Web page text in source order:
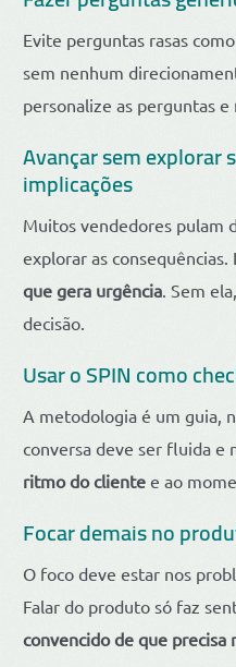
Evite perguntas rasas
sem nenhum
personalize as perguntas e
Avançar sem explorar
implicações
Muitos vendedores pulam
explorar as
que gera urgência . Sem
decisão.
Usar o SPIN como
A metodologia é um guia,
conversa deve ser fluida e
ritmo do cliente e ao
Focar demais no
O foco deve estar nos
Falar do produto só faz
convencido de que precisa